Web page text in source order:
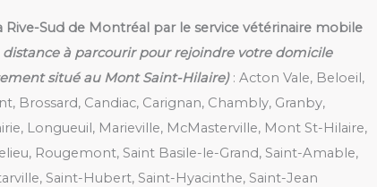
Rive-Sud de Montréal par le service vétérinaire mobile
à parcourir pour rejoindre votre domicile
situé au Mont Saint-Hilaire) : Acton Vale, Beloeil,
Brossard, Candiac, Carignan, Chambly, Granby,
Longueuil, Marieville, McMasterville, Mont St-Hilaire,
Rougemont, Saint Basile-le-Grand, Saint-Amable,
Saint-Hubert, Saint-Hyacinthe, Saint-Jean